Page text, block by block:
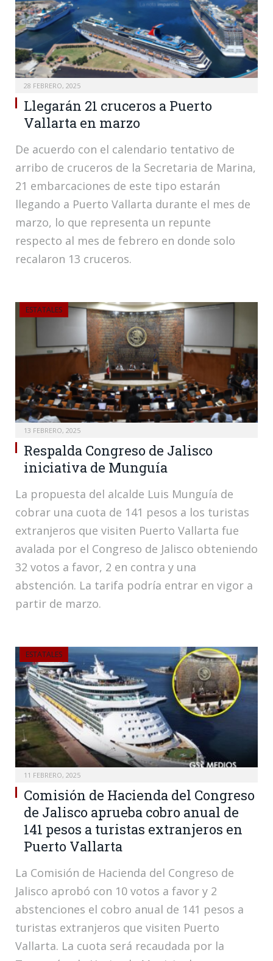
28 FEBRERO, 2025
Llegarán 21 cruceros a Puerto
Vallarta en marzo
De acuerdo con el calendario tentativo de
arribo de cruceros de la Secretaria de Marina,
21 embarcaciones de este tipo estarán
llegando a Puerto Vallarta durante el mes de
marzo, lo que representa un repunte
respecto al mes de febrero en donde solo
recalaron 13 cruceros.
ESTATALES
13 FEBRERO, 2025
Respalda Congreso de Jalisco
iniciativa de Munguía
La propuesta del alcalde Luis Munguía de
cobrar una cuota de 141 pesos a los turistas
extranjeros que visiten Puerto Vallarta fue
avalada por el Congreso de Jalisco obteniendo
32 votos a favor, 2 en contra y una
abstención. La tarifa podría entrar en vigor a
partir de marzo.
ESTATALES
11 FEBRERO, 2025
Comisión de Hacienda del Congreso
de Jalisco aprueba cobro anual de
141 pesos a turistas extranjeros en
Puerto Vallarta
La Comisión de Hacienda del Congreso de
Jalisco aprobó con 10 votos a favor y 2
abstenciones el cobro anual de 141 pesos a
turistas extranjeros que visiten Puerto
Vallarta. La cuota será recaudada por la